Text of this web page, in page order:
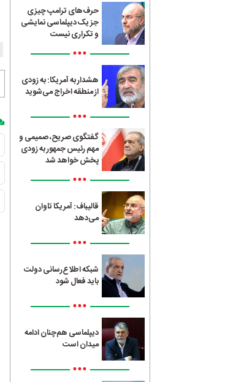
حرف‌های ترامپ چیزی
جز یک دیپلماسی نمایشی
و تکراری نیست
•••
هشدار به آمریکا: به زودی
از منطقه اخراج می‌شوید
•••
گفتگوی صریح، صمیمی و
مهم رئیس جمهور به زودی
پخش خواهد شد
•••
قالیباف: آمریکا تاوان
می‌دهد
•••
شبکه اطلاع‌رسانی دولت
باید فعال شود
•••
دیپلماسی هم‌چنان ادامه
میدان است
•••